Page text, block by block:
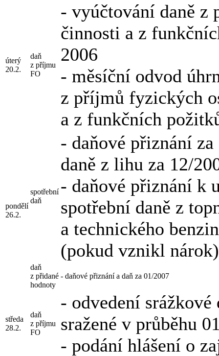
úterý
20.2.
daň
z příjmu
FO
- vyúčtování daně z
činnosti a z
2006
- měsíční odvod
z příjmů fyzických
a z funkčních
pondělí
26.2.
spotřební
daň
- daňové přiznání
daně z lihu za 12/
- daňové přiznání k
spotřební daně z
a technického
(pokud vznikl nárok)
daň
z přidané
hodnoty
- daňové přiznání a daň za 01/2007
středa
28.2.
daň
z příjmu
FO
- odvedení srážkové
sražené v průběhu
- podání hlášení o